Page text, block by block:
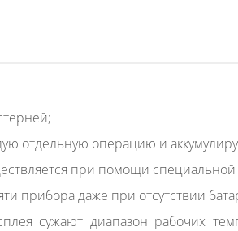
отдельную операцию и
при помощи
прибора даже при отсутствии
сужают диапазон рабочих